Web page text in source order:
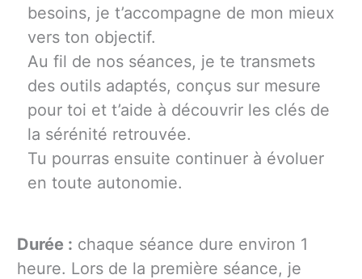
besoins, je t’accompagne de mon mieux
vers ton objectif.
Au fil de nos séances, je te transmets
des outils adaptés, conçus sur mesure
pour toi et t’aide à découvrir les clés de
la sérénité retrouvée.
Tu pourras ensuite continuer à évoluer
en toute autonomie.
Durée : chaque séance dure environ 1
heure. Lors de la première séance, je